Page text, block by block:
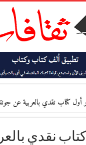
كتاب نقدي بالعربية عن
نقدي